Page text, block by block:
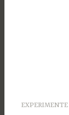
EXPERIMENTE